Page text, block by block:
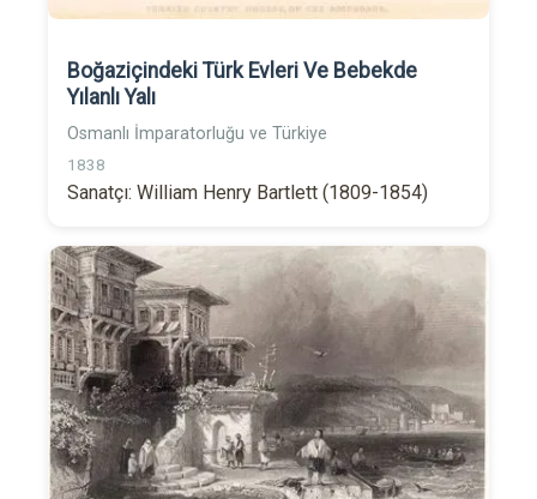
Boğaziçindeki Türk Evleri Ve Bebekde
Yılanlı Yalı
Osmanlı İmparatorluğu ve Türkiye
1838
Sanatçı: William Henry Bartlett (1809-1854)